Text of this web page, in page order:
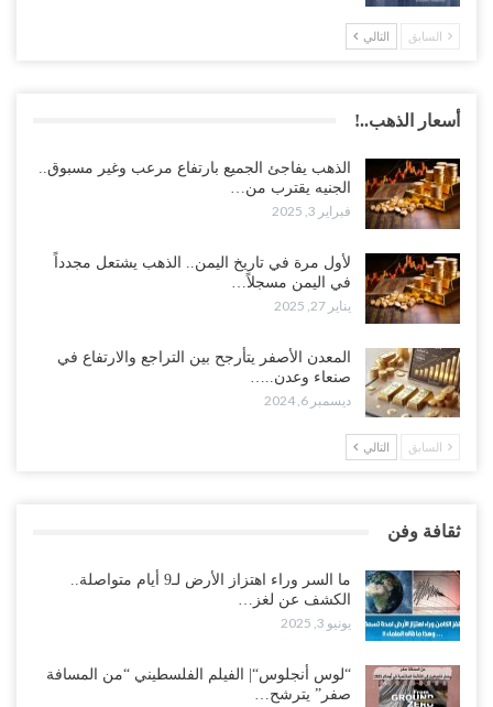
السابق التالي
أسعار الذهب..!
الذهب يفاجئ الجميع بارتفاع مرعب وغير مسبوق..
الجنيه يقترب من…
فبراير 3, 2025
لأول مرة في تاريخ اليمن.. الذهب يشتعل مجدداً
في اليمن مسجلاً…
يناير 27, 2025
المعدن الأصفر يتأرجح بين التراجع والارتفاع في
صنعاء وعدن..…
ديسمبر 6, 2024
السابق التالي
ثقافة وفن
ما السر وراء اهتزاز الأرض لـ9 أيام متواصلة..
الكشف عن لغز…
يونيو 3, 2025
“لوس أنجلوس“| الفيلم الفلسطيني “من المسافة
صفر” يترشح…